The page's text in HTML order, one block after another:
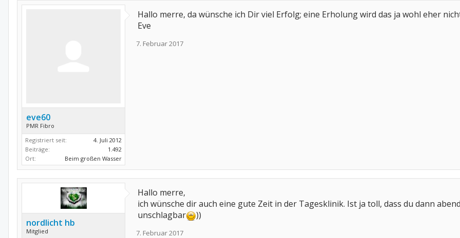
eve60
PMR Fibro
Registriert seit:
4. Juli 2012
Beiträge:
1.492
Ort:
Beim großen Wasser
Hallo merre, da wünsche ich Dir viel Erfolg; eine Erholung wird das ja wohl eher
Eve
7. Februar 2017
nordlicht hb
Mitglied
Hallo merre,
ich wünsche dir auch eine gute Zeit in der Tagesklinik. Ist ja toll, dass du dann
unschlagbar
))
7. Februar 2017